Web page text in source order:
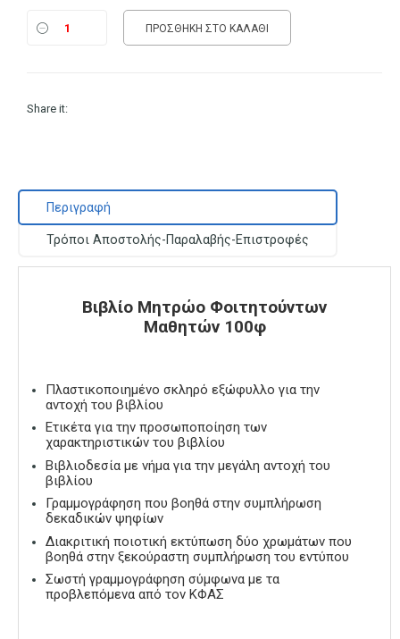
19.90 €.
ΠΡΟΣΘΉΚΗ ΣΤΟ ΚΑΛΆΘΙ
Share it:
Περιγραφή
Τρόποι Αποστολής-Παραλαβής-Επιστροφές
Βιβλίο Μητρώο Φοιτητούντων
Μαθητών 100φ
Πλαστικοποιημένο σκληρό εξώφυλλο για την
αντοχή του βιβλίου
Ετικέτα για την προσωποποίηση των
χαρακτηριστικών του βιβλίου
Βιβλιοδεσία με νήμα για την μεγάλη αντοχή του
βιβλίου
Γραμμογράφηση που βοηθά στην συμπλήρωση
δεκαδικών ψηφίων
Διακριτική ποιοτική εκτύπωση δύο χρωμάτων που
βοηθά στην ξεκούραστη συμπλήρωση του εντύπου
Σωστή γραμμογράφηση σύμφωνα με τα
προβλεπόμενα από τον ΚΦΑΣ